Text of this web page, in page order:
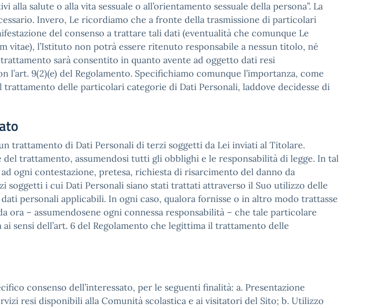
salute o alla vita sessuale o all’orientamento sessuale della persona”. La
Invero, Le ricordiamo che a fronte della trasmissione di particolari
del consenso a trattare tali dati (eventualità che comunque Le
vitae), l’Istituto non potrà essere ritenuto responsabile a nessun titolo, né
sarà consentito in quanto avente ad oggetto dati resi
9(2)(e) del Regolamento. Specifichiamo comunque l’importanza, come
trattamento delle particolari categorie di Dati Personali, laddove decidesse di
trattamento di Dati Personali di terzi soggetti da Lei inviati al Titolare.
trattamento, assumendosi tutti gli obblighi e le responsabilità di legge. In tal
ogni contestazione, pretesa, richiesta di risarcimento del danno da
soggetti i cui Dati Personali siano stati trattati attraverso il Suo utilizzo delle
personali applicabili. In ogni caso, qualora fornisse o in altro modo trattasse
ora – assumendosene ogni connessa responsabilità – che tale particolare
sensi dell’art. 6 del Regolamento che legittima il trattamento delle
consenso dell’interessato, per le seguenti finalità: a. Presentazione
resi disponibili alla Comunità scolastica e ai visitatori del Sito; b. Utilizzo